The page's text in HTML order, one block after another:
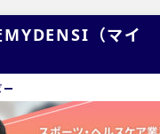
（マイ